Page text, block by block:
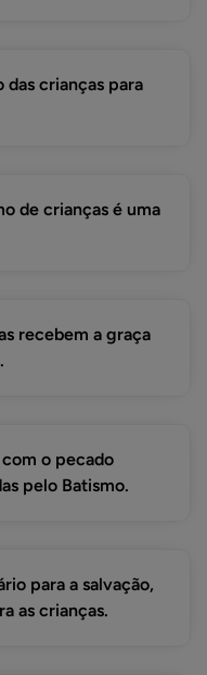
das crianças para
de crianças é uma
recebem a graça
o pecado
pelo Batismo.
para a salvação,
as crianças.